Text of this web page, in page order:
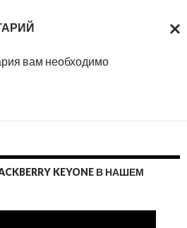
вам необходимо
KEYONE В НАШЕМ